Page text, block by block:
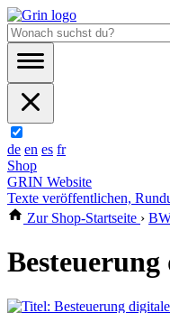
de en es fr
Shop
GRIN Website
Texte veröffentlichen,
Zur Shop-Startseite ›